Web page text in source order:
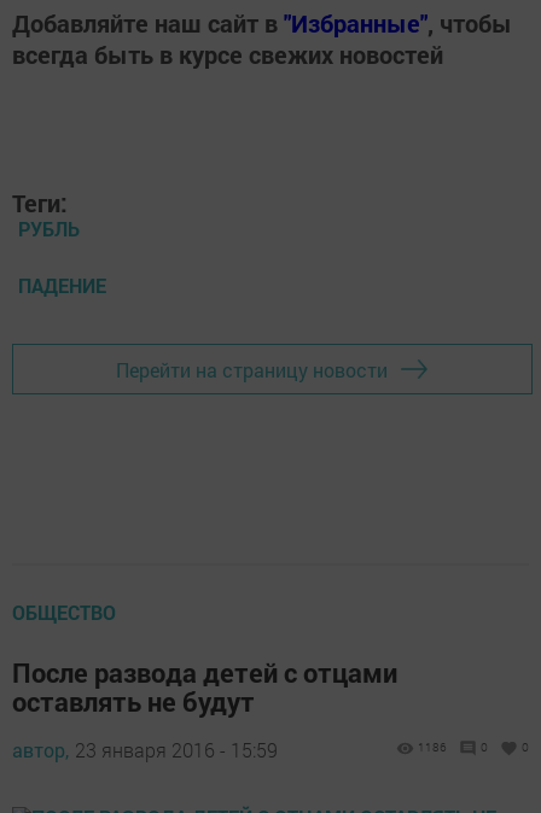
Добавляйте наш сайт в"Избранные", чтобы
всегда быть в курсе свежих новостей
Теги:
РУБЛЬ
ПАДЕНИЕ
Перейти на страницу новости
ОБЩЕСТВО
После развода детей с отцами
оставлять не будут
автор, 23 января 2016 - 15:59 1186 0 0